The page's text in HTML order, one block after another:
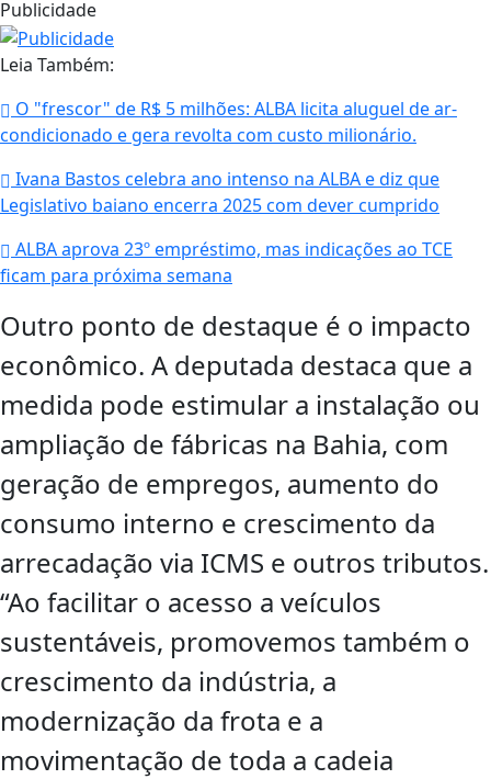
Publicidade
Leia Também:
O "frescor" de R$ 5 milhões: ALBA licita aluguel de ar-
condicionado e gera revolta com custo milionário.
Ivana Bastos celebra ano intenso na ALBA e diz que
Legislativo baiano encerra 2025 com dever cumprido
ALBA aprova 23º empréstimo, mas indicações ao TCE
ficam para próxima semana
Outro ponto de destaque é o impacto
econômico. A deputada destaca que a
medida pode estimular a instalação ou
ampliação de fábricas na Bahia, com
geração de empregos, aumento do
consumo interno e crescimento da
arrecadação via ICMS e outros tributos.
“Ao facilitar o acesso a veículos
sustentáveis, promovemos também o
crescimento da indústria, a
modernização da frota e a
movimentação de toda a cadeia